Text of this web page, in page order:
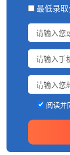
最低录取
阅读并